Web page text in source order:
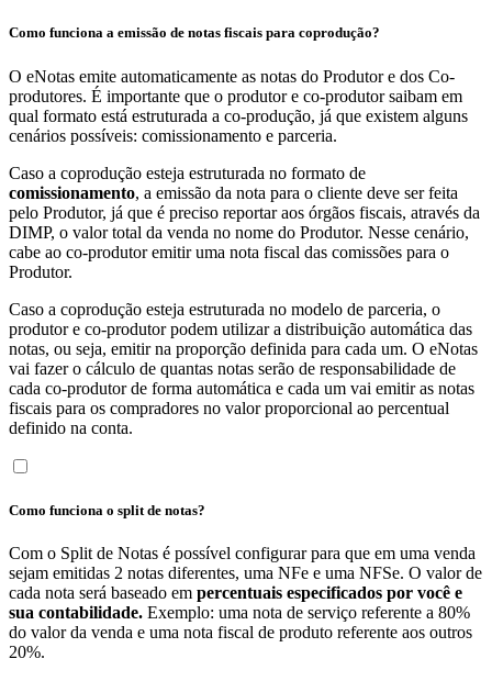
Como funciona a emissão de notas fiscais para coprodução?
O eNotas emite automaticamente as notas do Produtor e dos Co-
produtores. É importante que o produtor e co-produtor saibam em
qual formato está estruturada a co-produção, já que existem alguns
cenários possíveis: comissionamento e parceria.
Caso a coprodução esteja estruturada no formato de
comissionamento, a emissão da nota para o cliente deve ser feita
pelo Produtor, já que é preciso reportar aos órgãos fiscais, através da
DIMP, o valor total da venda no nome do Produtor. Nesse cenário,
cabe ao co-produtor emitir uma nota fiscal das comissões para o
Produtor.
Caso a coprodução esteja estruturada no modelo de parceria, o
produtor e co-produtor podem utilizar a distribuição automática das
notas, ou seja, emitir na proporção definida para cada um. O eNotas
vai fazer o cálculo de quantas notas serão de responsabilidade de
cada co-produtor de forma automática e cada um vai emitir as notas
fiscais para os compradores no valor proporcional ao percentual
definido na conta.
Como funciona o split de notas?
Com o Split de Notas é possível configurar para que em uma venda
sejam emitidas 2 notas diferentes, uma NFe e uma NFSe. O valor de
cada nota será baseado em percentuais especificados por você e
sua contabilidade. Exemplo: uma nota de serviço referente a 80%
do valor da venda e uma nota fiscal de produto referente aos outros
20%.